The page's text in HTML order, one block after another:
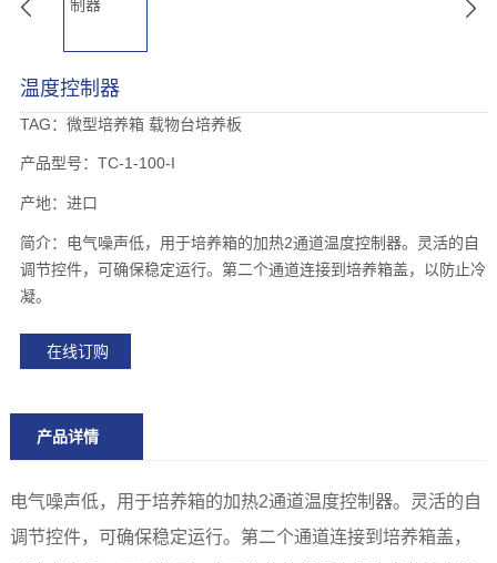
温度控制器
TAG： 微型培养箱 载物台培养板
产品型号：TC-1-100-I
产地：进口
简介：电气噪声低，用于培养箱的加热2通道温度控制器。灵活的自
调节控件，可确保稳定运行。第二个通道连接到培养箱盖，以防止冷
凝。
在线订购
产品详情
电气噪声低，用于培养箱的加热2通道温度控制器。灵活的自
调节控件，可确保稳定运行。第二个通道连接到培养箱盖，